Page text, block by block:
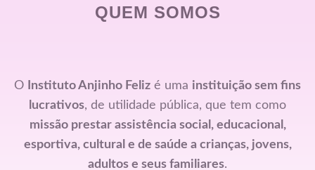
QUEM SOMOS
O Instituto Anjinho Feliz é uma instituição sem fins
lucrativos, de utilidade pública, que tem como
missão prestar assistência social, educacional,
esportiva, cultural e de saúde a crianças, jovens,
adultos e seus familiares.